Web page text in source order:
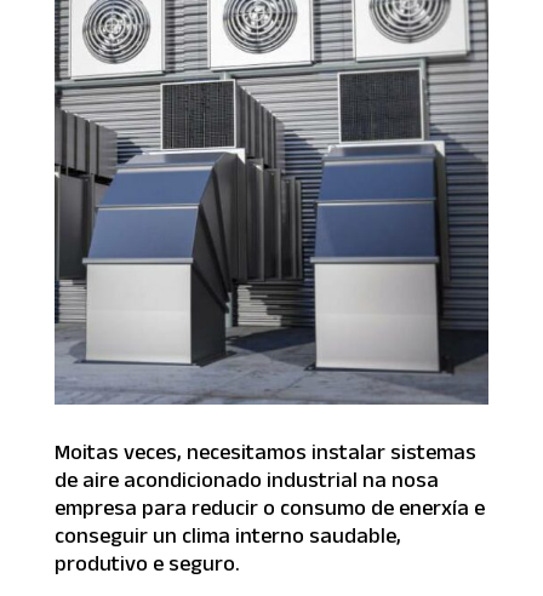
Moitas veces, necesitamos instalar sistemas
de aire acondicionado industrial na nosa
empresa para reducir o consumo de enerxía e
conseguir un clima interno saudable,
produtivo e seguro.